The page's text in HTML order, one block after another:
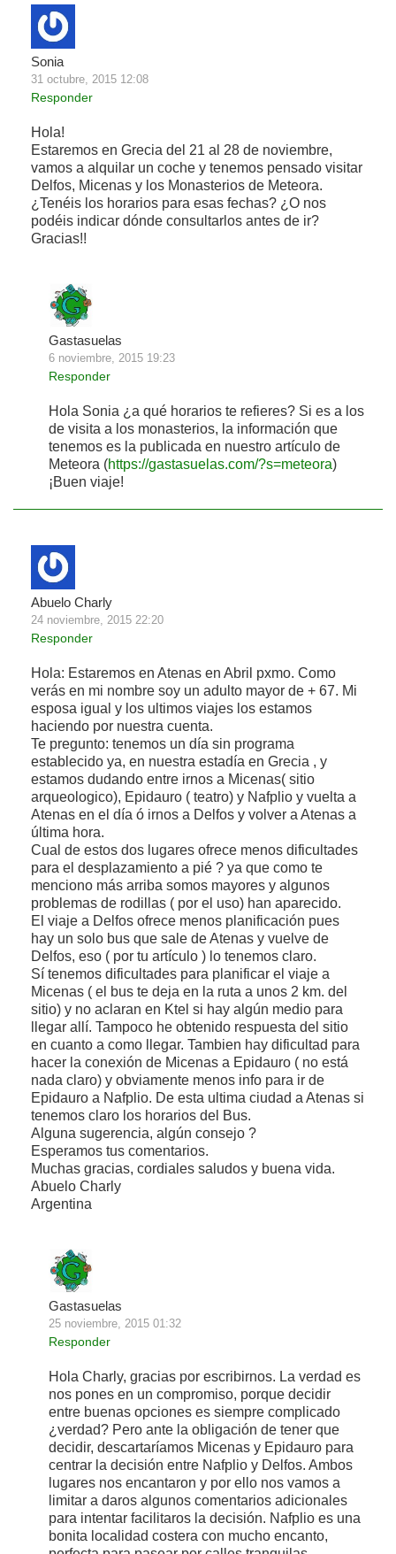
Sonia
31 octubre, 2015 12:08
Responder
Hola!
Estaremos en Grecia del 21 al 28 de noviembre,
vamos a alquilar un coche y tenemos pensado visitar
Delfos, Micenas y los Monasterios de Meteora.
¿Tenéis los horarios para esas fechas? ¿O nos
podéis indicar dónde consultarlos antes de ir?
Gracias!!
Gastasuelas
6 noviembre, 2015 19:23
Responder
Hola Sonia ¿a qué horarios te refieres? Si es a los
de visita a los monasterios, la información que
tenemos es la publicada en nuestro artículo de
Meteora (https://gastasuelas.com/?s=meteora)
¡Buen viaje!
Abuelo Charly
24 noviembre, 2015 22:20
Responder
Hola: Estaremos en Atenas en Abril pxmo. Como
verás en mi nombre soy un adulto mayor de + 67. Mi
esposa igual y los ultimos viajes los estamos
haciendo por nuestra cuenta.
Te pregunto: tenemos un día sin programa
establecido ya, en nuestra estadía en Grecia , y
estamos dudando entre irnos a Micenas( sitio
arqueologico), Epidauro ( teatro) y Nafplio y vuelta a
Atenas en el día ó irnos a Delfos y volver a Atenas a
última hora.
Cual de estos dos lugares ofrece menos dificultades
para el desplazamiento a pié ? ya que como te
menciono más arriba somos mayores y algunos
problemas de rodillas ( por el uso) han aparecido.
El viaje a Delfos ofrece menos planificación pues
hay un solo bus que sale de Atenas y vuelve de
Delfos, eso ( por tu artículo ) lo tenemos claro.
Sí tenemos dificultades para planificar el viaje a
Micenas ( el bus te deja en la ruta a unos 2 km. del
sitio) y no aclaran en Ktel si hay algún medio para
llegar allí. Tampoco he obtenido respuesta del sitio
en cuanto a como llegar. Tambien hay dificultad para
hacer la conexión de Micenas a Epidauro ( no está
nada claro) y obviamente menos info para ir de
Epidauro a Nafplio. De esta ultima ciudad a Atenas si
tenemos claro los horarios del Bus.
Alguna sugerencia, algún consejo ?
Esperamos tus comentarios.
Muchas gracias, cordiales saludos y buena vida.
Abuelo Charly
Argentina
Gastasuelas
25 noviembre, 2015 01:32
Responder
Hola Charly, gracias por escribirnos. La verdad es
nos pones en un compromiso, porque decidir
entre buenas opciones es siempre complicado
¿verdad? Pero ante la obligación de tener que
decidir, descartaríamos Micenas y Epidauro para
centrar la decisión entre Nafplio y Delfos. Ambos
lugares nos encantaron y por ello nos vamos a
limitar a daros algunos comentarios adicionales
para intentar facilitaros la decisión. Nafplio es una
bonita localidad costera con mucho encanto,